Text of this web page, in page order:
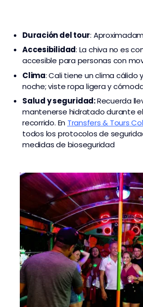
Duración del tour:
Accesibilidad: La chiva no es
accesible para personas con
Clima: Cali tiene un clima cálido
noche; viste ropa ligera y
Salud y seguridad:Recuerda
mantenerse hidratado durante el
recorrido. En Transfers & Tours
todos los protocolos de
medidas de bioseguridad